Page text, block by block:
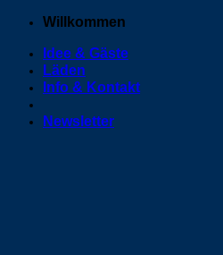
Zum
springen
Willkommen
Idee & Gäste
Läden
Info & Kontakt
Newsletter